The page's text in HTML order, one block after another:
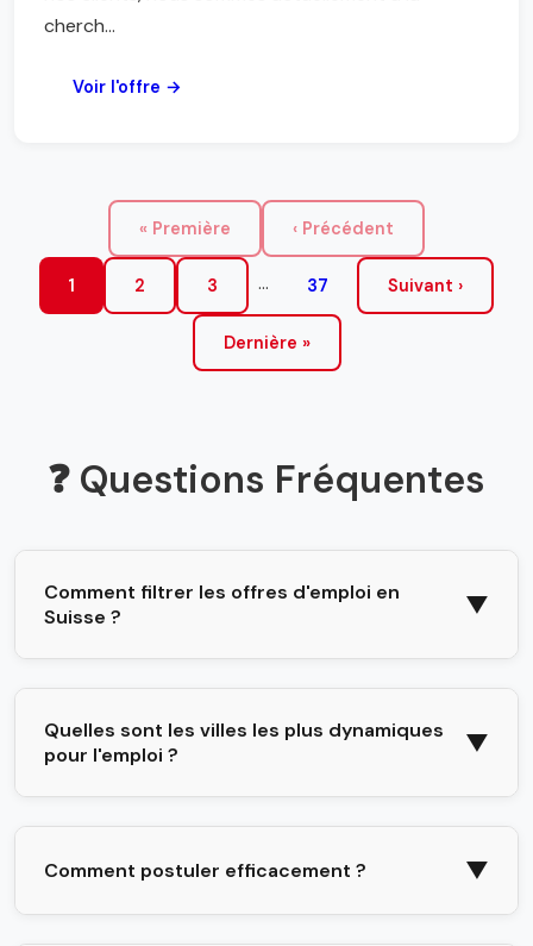
cherch...
Voir l'offre →
« Première ‹ Précédent
1 2 3 ... 37 Suivant ›
Dernière »
❓ Questions Fréquentes
Comment filtrer les offres d'emploi en
Suisse ?
▼
Quelles sont les villes les plus dynamiques
pour l'emploi ?
▼
Comment postuler efficacement ? ▼